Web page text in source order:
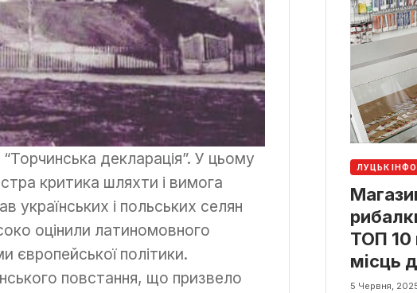
декларація”. У цьому
критика шляхти і вимога
українських і польських селян
оцінили латиномовного
європейської політики.
повстання, що призвело
ЛУЦЬК ІНФО
ТОП 10
місць
5 Червня,